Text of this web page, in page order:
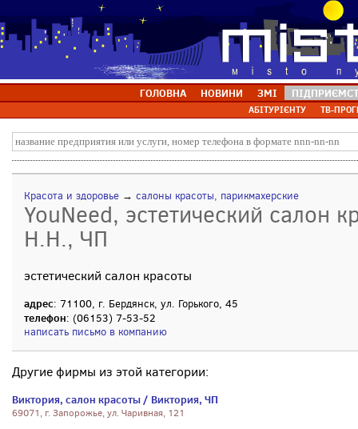
ГОЛОВНА НОВИНИ ЗМІ
АБІТУРІЄНТУ ТВ-
Красота и здоровье → салоны красоты, парикмахерские
YouNeed, эстетический салон
Н.Н., ЧП
эстетический салон красоты
адрес: 71100, г. Бердянск, ул. Горького, 45
телефон: (06153) 7-53-52
написать письмо в компанию
Другие фирмы из этой категории:
Виктория, салон красоты / Виктория, ЧП
69071, г. Запорожье, ул. Чаривная, 121